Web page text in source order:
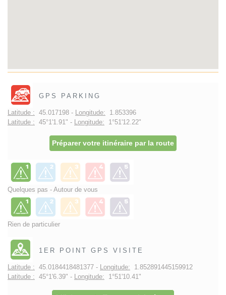
GPS PARKING
Latitude : 45.017198 - Longitude: 1.853396
Latitude : 45°1'1.91" - Longitude: 1°51'12.22"
Préparer votre itinéraire par la route
Quelques pas - Autour de vous
Rien de particulier
1ER POINT GPS VISITE
Latitude : 45.0184418481377 - Longitude: 1.852891445159912
Latitude : 45°1'6.39" - Longitude: 1°51'10.41"